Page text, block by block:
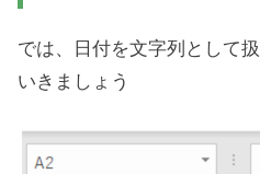
では、日付を文字列として
いきましょう